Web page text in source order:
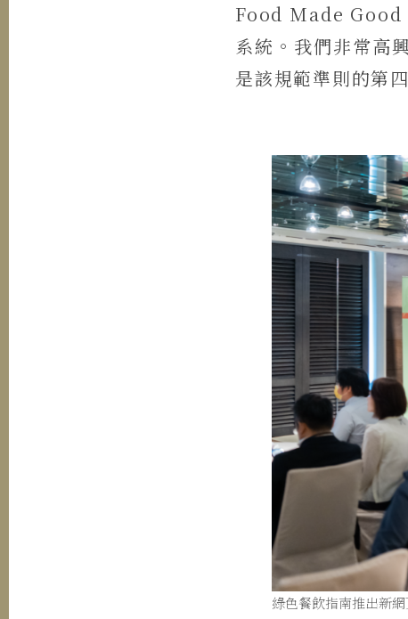
Food Made Good
系統。我們非常高
是該規範準則的第
綠色餐飲指南推出新